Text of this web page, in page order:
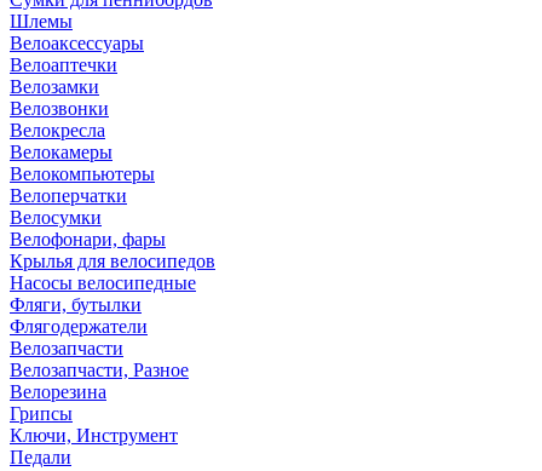
Шлемы
Велоаксессуары
Велоаптечки
Велозамки
Велозвонки
Велокресла
Велокамеры
Велокомпьютеры
Велоперчатки
Велосумки
Велофонари, фары
Крылья для велосипедов
Насосы велосипедные
Фляги, бутылки
Флягодержатели
Велозапчасти
Велозапчасти, Разное
Велорезина
Грипсы
Ключи, Инструмент
Педали